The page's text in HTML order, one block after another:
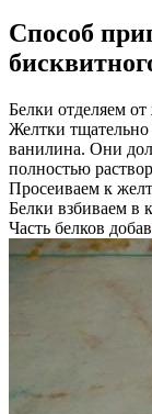
Способ
Белки отделяем от
Желтки тщательно
ванилина. Они
полностью
Просеиваем к
Белки взбиваем в
Часть белков